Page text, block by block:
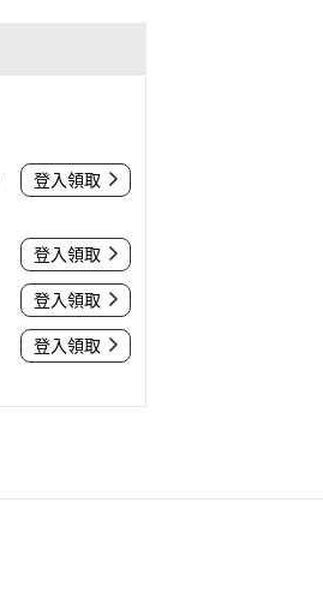
登入領取
登入領取
登入領取
登入領取